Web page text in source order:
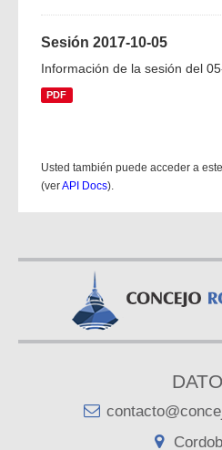
Sesión 2017-10-05
Información de la sesión del
PDF
Usted también puede acceder a
(verAPI Docs).